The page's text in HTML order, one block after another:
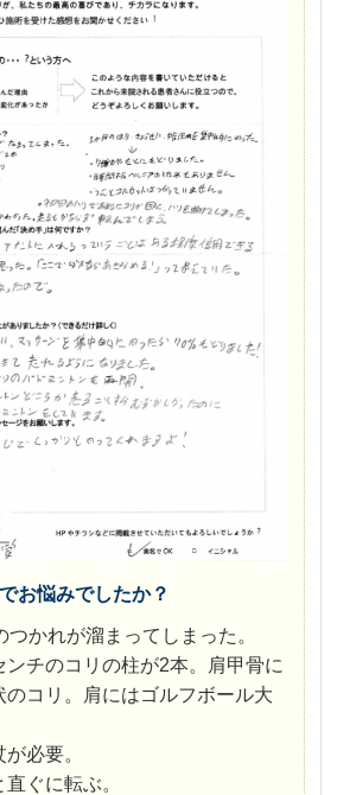
お悩みでしたか？
つかれが溜まってしまった。
ンチのコリの柱が2本。肩甲骨に
のコリ。肩にはゴルフボール大
必要。
ぐに転ぶ。